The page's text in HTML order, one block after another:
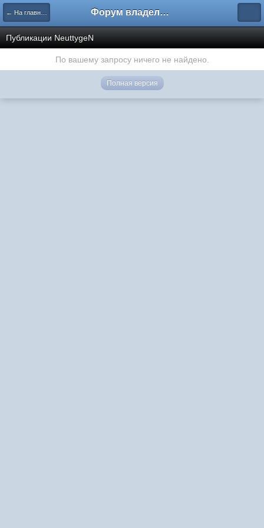
← На главную Форум владельцев интернет-магазинов
Публикации NeuttygeN
По вашему запросу ничего не найдено.
Полная версия